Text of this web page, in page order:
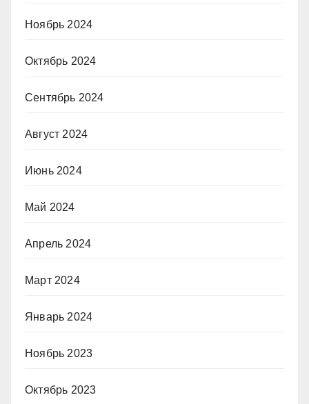
Ноябрь 2024
Октябрь 2024
Сентябрь 2024
Август 2024
Июнь 2024
Май 2024
Апрель 2024
Март 2024
Январь 2024
Ноябрь 2023
Октябрь 2023